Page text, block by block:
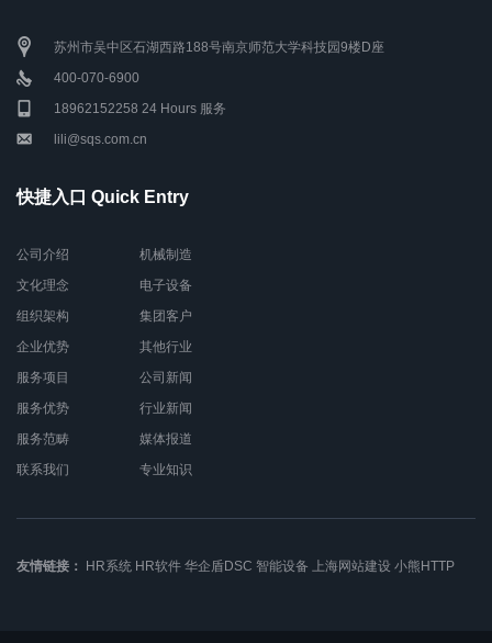
苏州市吴中区石湖西路188号南京师范大学科技园9楼D座
400-070-6900
18962152258 24 Hours 服务
lili@sqs.com.cn
快捷入口 Quick Entry
公司介绍
文化理念
组织架构
企业优势
服务项目
服务优势
服务范畴
联系我们
机械制造
电子设备
集团客户
其他行业
公司新闻
行业新闻
媒体报道
专业知识
友情链接： HR系统 HR软件 华企盾DSC 智能设备 上海网站建设 小熊HTTP